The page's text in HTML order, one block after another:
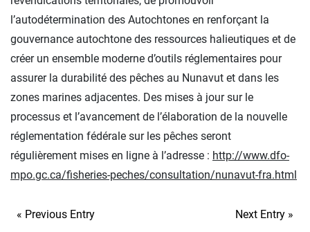
l’autodétermination des Autochtones en renforçant la
gouvernance autochtone des ressources halieutiques et de
créer un ensemble moderne d’outils réglementaires pour
assurer la durabilité des pêches au Nunavut et dans les
zones marines adjacentes. Des mises à jour sur le
processus et l’avancement de l’élaboration de la nouvelle
réglementation fédérale sur les pêches seront
régulièrement mises en ligne à l’adresse : http://www.dfo-
mpo.gc.ca/fisheries-peches/consultation/nunavut-fra.html
« Previous Entry Next Entry »